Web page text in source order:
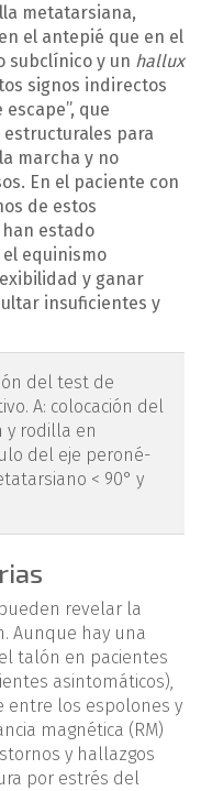
metatarsiana,
el antepié que en el
subclínico y un hallux
signos indirectos
que
para
marcha y no
En el paciente con
de estos
han estado
equinismo
y ganar
insuficientes y
del test de
A: colocación del
y rodilla en
del eje peroné-
< 90° y
revelar la
Aunque hay una
talón en pacientes
asintomáticos),
entre los espolones y
magnética (RM)
y hallazgos
por estrés del